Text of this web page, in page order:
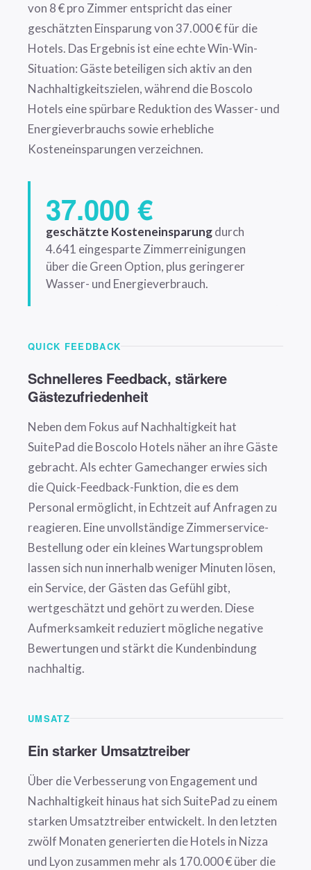
von 8 € pro Zimmer entspricht das einer
geschätzten Einsparung von 37.000 € für die
Hotels. Das Ergebnis ist eine echte Win-Win-
Situation: Gäste beteiligen sich aktiv an den
Nachhaltigkeitszielen, während die Boscolo
Hotels eine spürbare Reduktion des Wasser- und
Energieverbrauchs sowie erhebliche
Kosteneinsparungen verzeichnen.
37.000 €
geschätzte Kosteneinsparungdurch
4.641 eingesparte Zimmerreinigungen
über die Green Option, plus geringerer
Wasser- und Energieverbrauch.
QUICK FEEDBACK
Schnelleres Feedback, stärkere
Gästezufriedenheit
Neben dem Fokus auf Nachhaltigkeit hat
SuitePad die Boscolo Hotels näher an ihre Gäste
gebracht. Als echter Gamechanger erwies sich
die Quick-Feedback-Funktion, die es dem
Personal ermöglicht, in Echtzeit auf Anfragen zu
reagieren. Eine unvollständige Zimmerservice-
Bestellung oder ein kleines Wartungsproblem
lassen sich nun innerhalb weniger Minuten lösen,
ein Service, der Gästen das Gefühl gibt,
wertgeschätzt und gehört zu werden. Diese
Aufmerksamkeit reduziert mögliche negative
Bewertungen und stärkt die Kundenbindung
nachhaltig.
UMSATZ
Ein starker Umsatztreiber
Über die Verbesserung von Engagement und
Nachhaltigkeit hinaus hat sich SuitePad zu einem
starken Umsatztreiber entwickelt. In den letzten
zwölf Monaten generierten die Hotels in Nizza
und Lyon zusammen mehr als 170.000 € über die